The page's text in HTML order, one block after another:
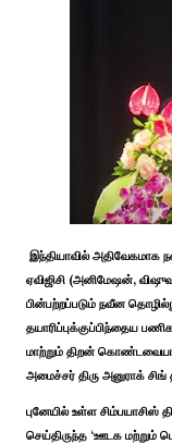
இந்தியாவில் அதிவேகமாக
ஏவிஜிசி (அனிமேஷன்,
பின்பற்றப்படும் நவீன
தயாரிப்புக்குப்பிந்தைய
மாற்றும் திறன்
அமைச்சர் திரு அனுராக் சிங்
புனேயில் உள்ள சிம்பயாசிஸ்
செய்திருந்த ‘ஊடக மற்றும்